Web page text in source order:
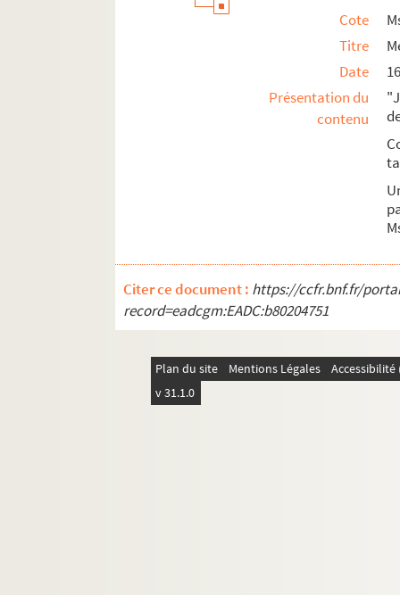
Cote
Titre
Date
Présentation du
contenu
Citer ce document : https://ccfr.bnf.fr/
record=eadcgm:EADC:b80204751
Plan du site Mentions Légales
v 31.1.0